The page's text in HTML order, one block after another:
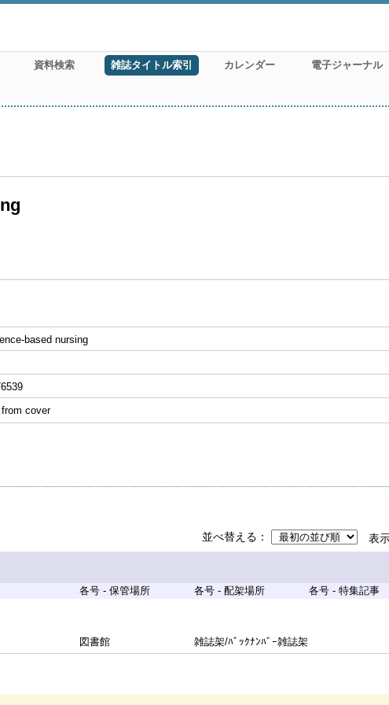
資料検索 雑誌タイトル索引 カレンダー 電子ジャーナル
based nursing
cover
並べ替える
表
各号 - 保管場所 各号 - 配架場所 各号 - 特集記事
図書館 雑誌架/ﾊﾞｯｸﾅﾝﾊﾞｰ雑誌架